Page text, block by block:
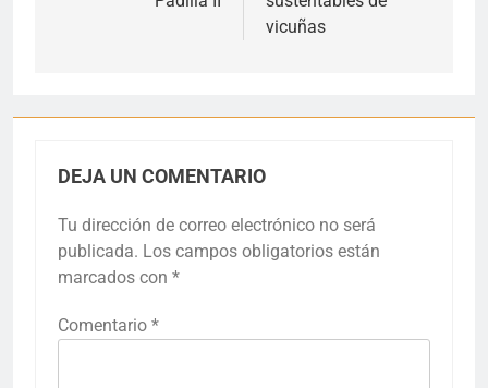
vicuñas
DEJA UN COMENTARIO
Tu dirección de correo electrónico no será
publicada. Los campos obligatorios están
marcados con *
Comentario *